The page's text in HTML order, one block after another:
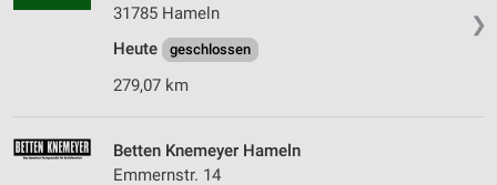
❯
31785 Hameln
Heute
geschlossen
279,07 km
Betten Knemeyer Hameln
Emmernstr. 14